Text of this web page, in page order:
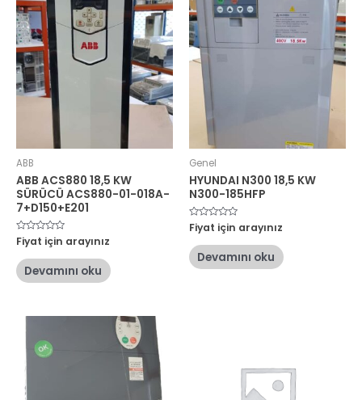
ABB
ABB ACS880 18,5 KW
SÜRÜCÜ ACS880-01-018A-
7+D150+E201
5
üzerinden
oy
aldı
Fiyat için arayınız
Devamını oku
Genel
HYUNDAI N300 18,5 KW
N300-185HFP
5
üzerinden
oy
aldı
Fiyat için arayınız
Devamını oku